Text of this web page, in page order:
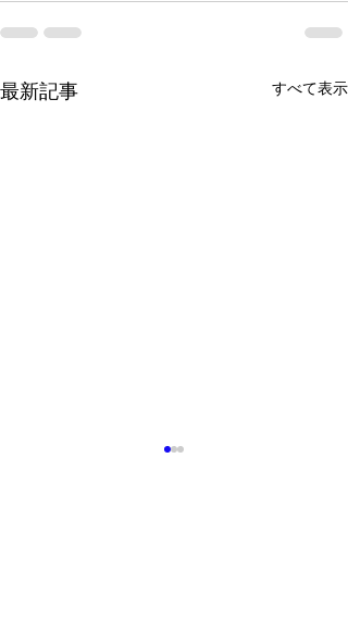
最新記事 すべて表示